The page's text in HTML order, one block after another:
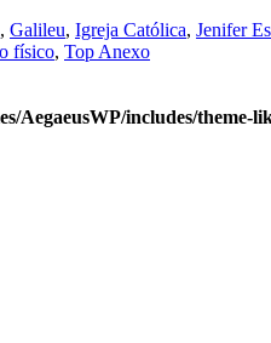
, Galileu, Igreja Católica, Jenifer
físico, Top Anexo
AegaeusWP/includes/theme-